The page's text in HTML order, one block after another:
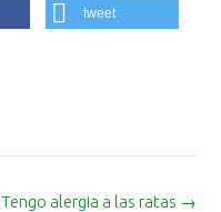
tweet
Tengo alergia a las ratas →